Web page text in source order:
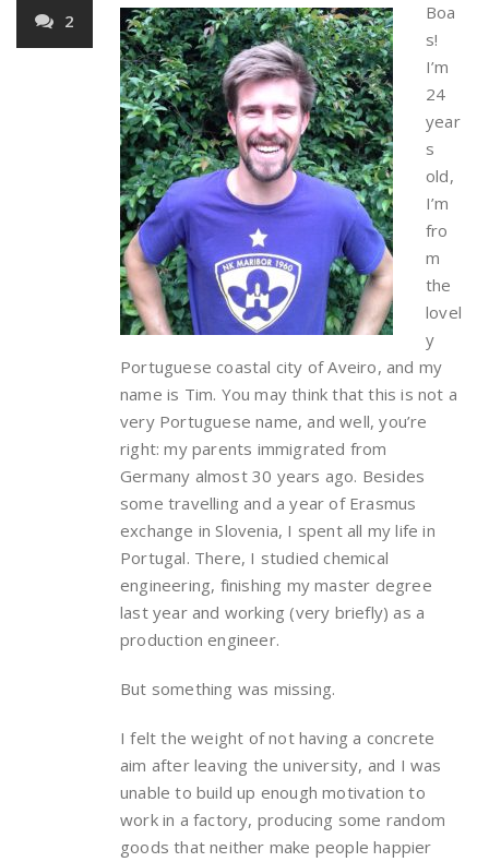
2
Boa
s!
I’m
24
year
s
old,
I’m
fro
m
the
lovel
y
Portuguese coastal city of Aveiro, and my
name is Tim. You may think that this is not a
very Portuguese name, and well, you’re
right: my parents immigrated from
Germany almost 30 years ago. Besides
some travelling and a year of Erasmus
exchange in Slovenia, I spent all my life in
Portugal. There, I studied chemical
engineering, finishing my master degree
last year and working (very briefly) as a
production engineer.
But something was missing.
I felt the weight of not having a concrete
aim after leaving the university, and I was
unable to build up enough motivation to
work in a factory, producing some random
goods that neither make people happier